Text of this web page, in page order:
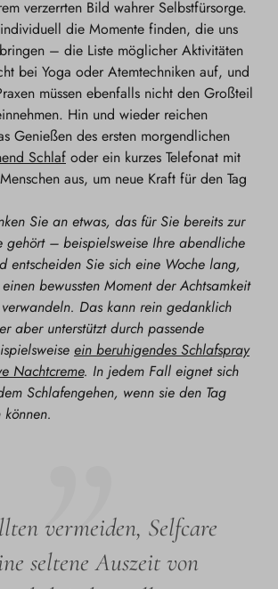
verzerrten Bild wahrer Selbstfürsorge.
die Momente finden, die uns
– die Liste möglicher Aktivitäten
bei Yoga oder Atemtechniken auf, und
müssen ebenfalls nicht den Großteil
Hin und wieder reichen
Genießen des ersten morgendlichen
Schlaf oder ein kurzes Telefonat mit
aus, um neue Kraft für den Tag
Sie an etwas, das für Sie bereits zur
gehört – beispielsweise Ihre abendliche
entscheiden Sie sich eine Woche lang,
bewussten Moment der Achtsamkeit
Das kann rein gedanklich
aber unterstützt durch passende
ein beruhigendes Schlafspray
Nachtcreme. In jedem Fall eignet sich
Schlafengehen, wenn sie den Tag
vermeiden, Selfcare
seltene Auszeit von